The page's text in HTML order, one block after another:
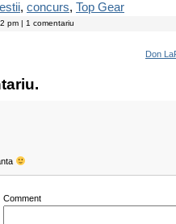
, concurs, Top Gear
pm | 1 comentariu
Don
Comment